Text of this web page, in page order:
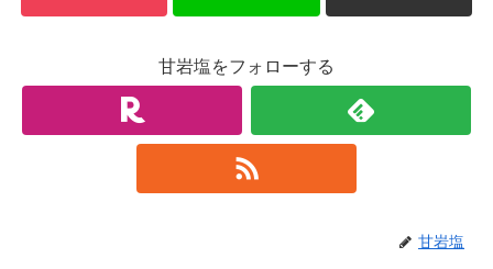
甘岩塩をフォローする
甘岩塩